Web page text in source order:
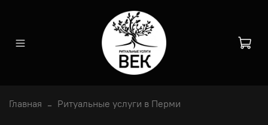
Главная Ритуальные услуги в Перми